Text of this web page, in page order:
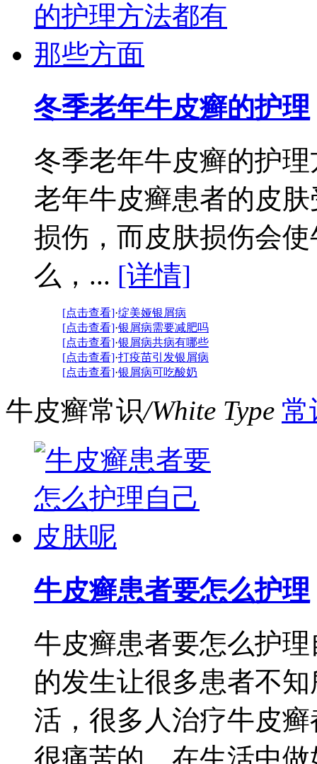
冬季老年牛皮癣的护理
冬季老年牛皮癣的护
老年牛皮癣患者的皮
损伤，而皮肤损伤会
么，... [详情]
[点击查看]·绽美娅银屑病
[点击查看]·银屑病需要减肥吗
[点击查看]·银屑病共病有哪些
[点击查看]·打疫苗引发银屑病
[点击查看]·银屑病可吃酸奶
牛皮癣常识/White Type 常
牛皮癣患者要怎么护理
牛皮癣患者要怎么护
的发生让很多患者不
活，很多人治疗牛皮
很痛苦的，在生活中